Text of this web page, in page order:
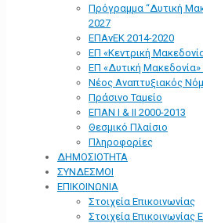
Πρόγραμμα “Δυτική
2027
ΕΠΑνΕΚ 2014-2020
ΕΠ «Kεντρική
ΕΠ «Δυτική Μακεδονία»
Νέος Αναπτυξιακός
Πράσινο Ταμείο
ΕΠΑΝ Ι & ΙΙ 2000-2013
Θεσμικό Πλαίσιο
Πληροφορίες
ΔΗΜΟΣΙΟΤΗΤΑ
ΣΥΝΔΕΣΜΟΙ
ΕΠΙΚΟΙΝΩΝΙΑ
Στοιχεία Επικοινωνίας
Στοιχεία Επικοινωνίας